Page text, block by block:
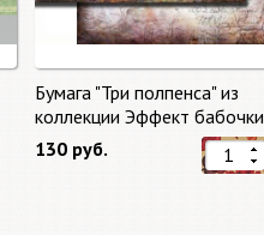
Бумага "Три полпенса" из
коллекции Эффект бабочки
"Butterfly Effect"
130 руб.